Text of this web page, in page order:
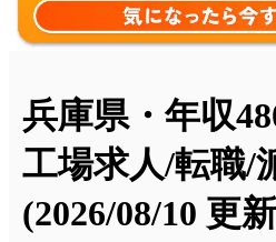
兵庫県・年収
工場求人/転職/
(2026/08/10 更